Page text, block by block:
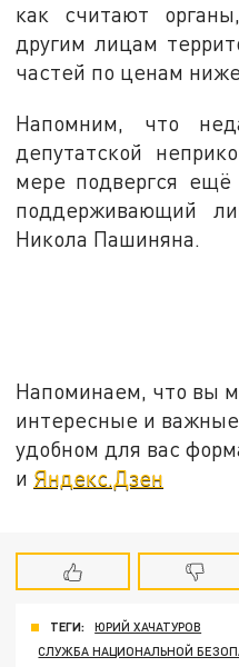
как считают
другим лицам
частей по ценам
Напомним, что
депутатской
мере подвергся ещё
поддерживающий
Никола Пашиняна.
Напоминаем, что вы
интересные и
удобном для вас
и Яндекс.Дзен
ТЕГИ:
ЮРИЙ ХАЧАТУРОВ
СЛУЖБА НАЦИОНАЛЬНОЙ